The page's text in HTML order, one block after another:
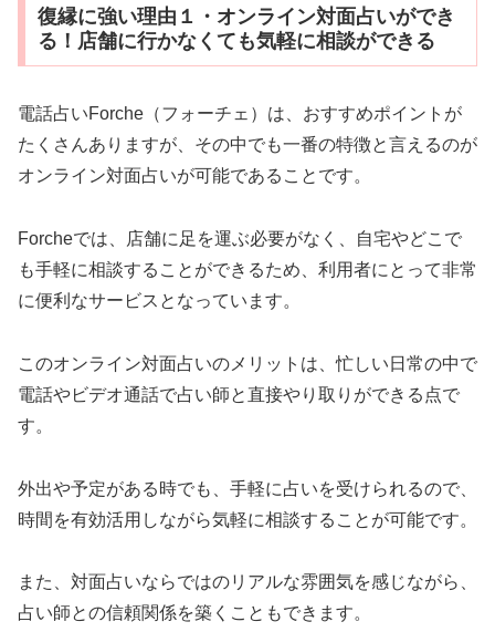
復縁に強い理由１・オンライン対面占いができ
る！店舗に行かなくても気軽に相談ができる
電話占いForche（フォーチェ）は、おすすめポイントが
たくさんありますが、その中でも一番の特徴と言えるのが
オンライン対面占いが可能であることです。
Forcheでは、店舗に足を運ぶ必要がなく、自宅やどこで
も手軽に相談することができるため、利用者にとって非常
に便利なサービスとなっています。
このオンライン対面占いのメリットは、忙しい日常の中で
電話やビデオ通話で占い師と直接やり取りができる点で
す。
外出や予定がある時でも、手軽に占いを受けられるので、
時間を有効活用しながら気軽に相談することが可能です。
また、対面占いならではのリアルな雰囲気を感じながら、
占い師との信頼関係を築くこともできます。